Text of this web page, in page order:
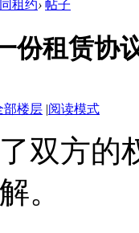
租约› 帖子
份租赁协
部楼层 |阅读模式
双方的
。